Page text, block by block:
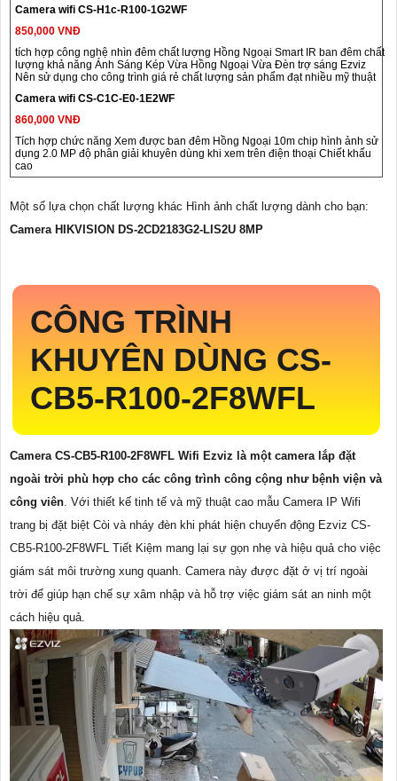
Camera wifi CS-H1c-R100-1G2WF
850,000 VNĐ
tích hợp công nghệ nhìn đêm chất lượng Hồng Ngoại Smart IR ban đêm chất
lượng khả năng Ánh Sáng Kép Vừa Hồng Ngoại Vừa Đèn trợ sáng Ezviz
Nên sử dụng cho công trình giá rẻ chất lượng sản phẩm đạt nhiều mỹ thuật
Camera wifi CS-C1C-E0-1E2WF
860,000 VNĐ
Tích hợp chức năng Xem được ban đêm Hồng Ngoại 10m chip hình ảnh sử
dụng 2.0 MP độ phân giải khuyên dùng khi xem trên điện thoại Chiết khấu
cao
Một số lựa chọn chất lượng khác Hình ảnh chất lượng dành cho bạn:
Camera HIKVISION DS-2CD2183G2-LIS2U 8MP
CÔNG TRÌNH
KHUYÊN DÙNG CS-
CB5-R100-2F8WFL
Camera CS-CB5-R100-2F8WFL Wifi Ezviz là một camera lắp đặt
ngoài trời phù hợp cho các công trình công cộng như bệnh viện và
công viên . Với thiết kế tinh tế và mỹ thuật cao mẫu Camera IP Wifi
trang bị đặt biệt Còi và nháy đèn khi phát hiện chuyển động Ezviz CS-
CB5-R100-2F8WFL Tiết Kiệm mang lại sự gọn nhẹ và hiệu quả cho việc
giám sát môi trường xung quanh. Camera này được đặt ở vị trí ngoài
trời để giúp hạn chế sự xâm nhập và hỗ trợ việc giám sát an ninh một
cách hiệu quả.